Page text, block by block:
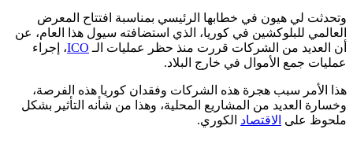
وتحدثت لي هيون في خطابها الرئيسي بمناسبة افتتاح المعرض
العالمي للبلوكشين في كوريا، الذي استضافته سيول هذا العام، عن
أن العديد من الشركات قررت منذ حظر عمليات الـ ICO، إجراء
عمليات جمع الأموال في خارج البلاد.
هذا الأمر سبب هجرة هذه الشركات وفقدان كوريا هذه الفرصة،
وخسارة العديد من المشاريع المحلية، وهذا من شأنه التأثير بشكل
ملحوظ على الاقتصاد الكوري.